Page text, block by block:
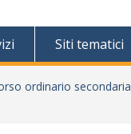
Siti tematici
ordinario secondaria